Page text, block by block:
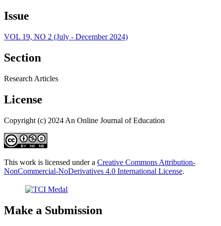
Issue
VOL 19, NO 2 (July - December 2024)
Section
Research Articles
License
Copyright (c) 2024 An Online Journal of Education
This work is licensed under a Creative Commons Attribution-
NonCommercial-NoDerivatives 4.0 International License.
Make a Submission